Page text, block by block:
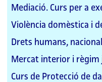
Mediació. Curs per a
Violència domèstica i
Drets humans,
Mercat interior i
Curs de Protecció de